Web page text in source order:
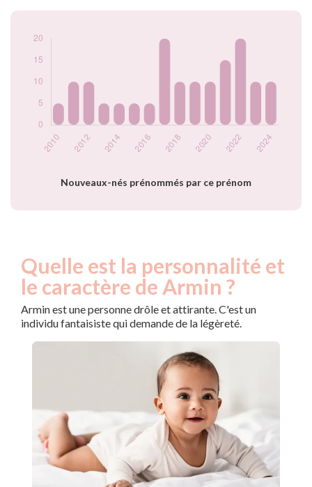
Nouveaux-nés prénommés par ce prénom
Popularité du
2019
2020
2021
10
10
Quelle est la personnalité et
le caractère de Armin ?
Armin est une personne drôle et attirante. C'est un
individu fantaisiste qui demande de la légèreté.